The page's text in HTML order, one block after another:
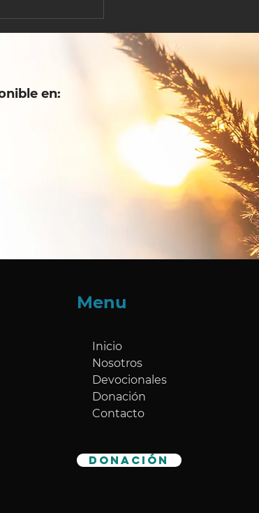
en:
Menu
Inicio
Nosotros
Devocionales
Donación
Contacto
DONACIÓN